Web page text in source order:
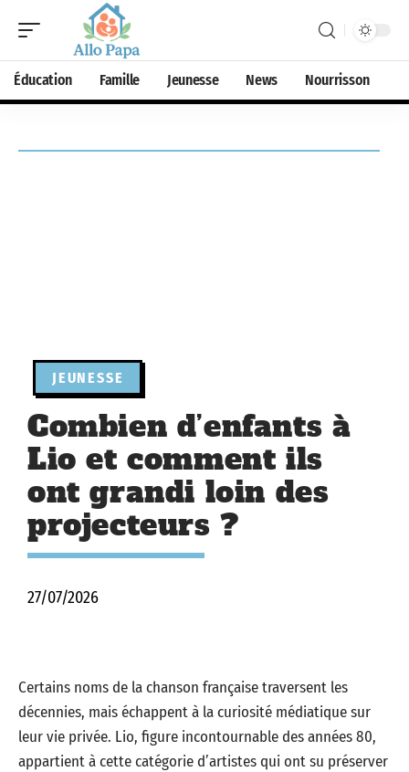
Éducation Famille Jeunesse News Nourrisson
JEUNESSE
Combien d’enfants à
Lio et comment ils
ont grandi loin des
projecteurs ?
27/07/2026
Certains noms de la chanson française traversent les
décennies, mais échappent à la curiosité médiatique sur
leur vie privée. Lio, figure incontournable des années 80,
appartient à cette catégorie d’artistes qui ont su préserver